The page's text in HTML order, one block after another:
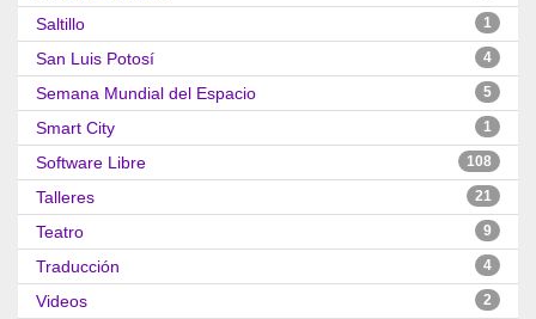
Saltillo 1
San Luis Potosí 4
Semana Mundial del Espacio 5
Smart City 1
Software Libre 108
Talleres 21
Teatro 9
Traducción 4
Videos 2